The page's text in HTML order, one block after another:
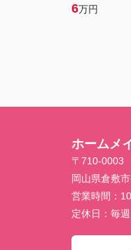
6万円
ホームメ
〒710-0003
岡山県倉敷
営業時間：
定休日： 毎